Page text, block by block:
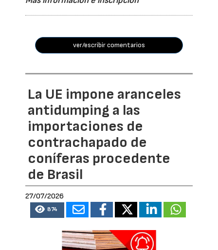
ver/escribir comentarios
La UE impone aranceles
antidumping a las
importaciones de
contrachapado de
coníferas procedente
de Brasil
27/07/2026
874